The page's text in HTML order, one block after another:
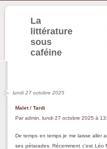
La
littérature
sous
caféine
lundi 27 octobre 2025
Malet / Tardi
Par admin, lundi 27 octobre 2025 à
De temps en temps je me laisse aller
ses pétarades. Récemment c'est